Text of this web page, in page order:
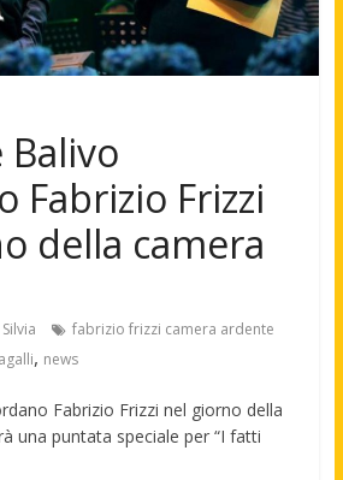
Balivo
Fabrizio Frizzi
della camera
Silvia
fabrizio frizzi camera ardente
, news
Fabrizio Frizzi nel giorno della
una puntata speciale per “I fatti